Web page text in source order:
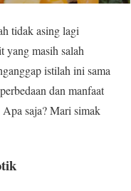
tidak asing lagi
yang masih salah
istilah ini sama
dan manfaat
saja? Mari simak